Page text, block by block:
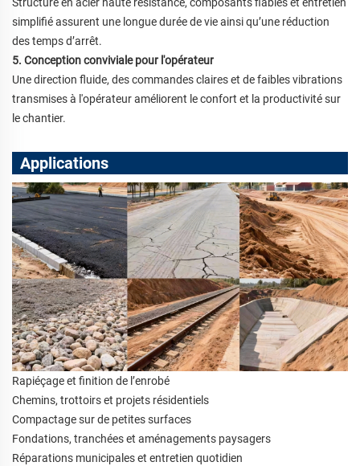
Structure en acier haute résistance, composants fiables et entretien
simplifié assurent une longue durée de vie ainsi qu’une réduction
des temps d’arrêt.
5. Conception conviviale pour l'opérateur
Une direction fluide, des commandes claires et de faibles vibrations
transmises à l'opérateur améliorent le confort et la productivité sur
le chantier.
Applications
Rapiéçage et finition de l’enrobé
Chemins, trottoirs et projets résidentiels
Compactage sur de petites surfaces
Fondations, tranchées et aménagements paysagers
Réparations municipales et entretien quotidien